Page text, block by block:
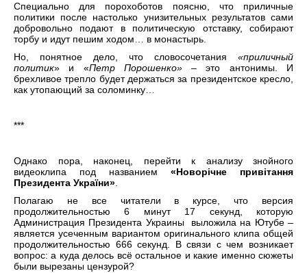
Специально для порохоботов поясню, что приличные
политики после настолько унизительных результатов сами
добровольно подают в политическую отставку, собирают
торбу и идут пешим ходом… в монастырь.
Но, понятное дело, что словосочетания «приличный
политик» и «Петр Порошенко»– это антонимы. И
брехливое трепло будет держаться за президентское кресло,
как утопающий за соломинку…
***
Однако пора, наконец, перейти к анализу знойного
видеоклипа под названием «Новорічне привітання
Президента України».
Полагаю не все читатели в курсе, что версия
продолжительностью 6 минут 17 секунд, которую
Администрация Президента Украины выложила на Ютубе –
является усеченным вариантом оригинального клипа общей
продолжительностью 666 секунд. В связи с чем возникает
вопрос: а куда делось всё остальное и какие именно сюжеты
были вырезаны цензурой?